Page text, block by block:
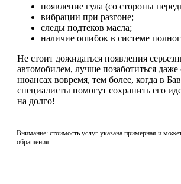
появление гула (со стороны
вибрации при разгоне;
следы подтеков масла;
наличие ошибок в системе
Не стоит дожидаться появления
автомобилем, лучше позаботиться
нюансах вовремя, тем более, когда в
специалисты помогут сохранить его
на долго!
Внимание: стоимость услуг указана примерная и
обращения.